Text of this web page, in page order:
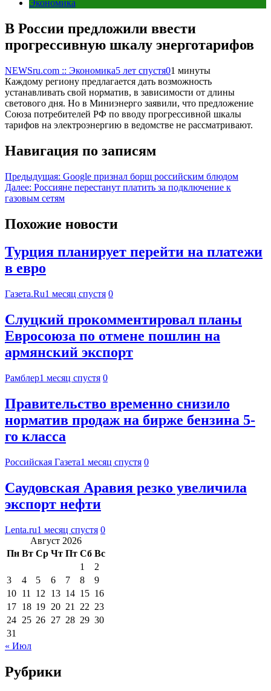
Экономика
В России предложили ввести
прогрессивную шкалу энерготарифов
NEWSru.com :: Экономика5 лет спустя01 минуты
Каждому региону предлагается дать возможность
устанавливать свой норматив, в зависимости от длины
светового дня. Но в Миниэнерго заявили, что предложение
Союза потребителей РФ по вводу прогрессивной шкалы
тарифов на электроэнергию в ведомстве не рассматривают.
Навигация по записям
Предыдущая: Google признал борщ российским блюдом
Далее: Россияне перестанут платить за подключение к
газовым сетям
Похожие новости
Турция планирует перейти на платежи
в евро
Газета.Ru1 месяц спустя 0
Слуцкий прокомментировал планы
Евросоюза по отмене пошлин на
армянский экспорт
Рамблер1 месяц спустя 0
Правительство временно снизило
норматив продаж на бирже бензина 5-
го класса
Российская Газета1 месяц спустя 0
Саудовская Аравия резко увеличила
экспорт нефти
Lenta.ru1 месяц спустя 0
Август 2026
Пн Вт Ср Чт Пт Сб Вс
1
2
3
4 5 6 7 8
9
10 11 12 13 14 15 16
17 18 19 20 21 22 23
24 25 26 27 28 29 30
31
« Июл
Рубрики